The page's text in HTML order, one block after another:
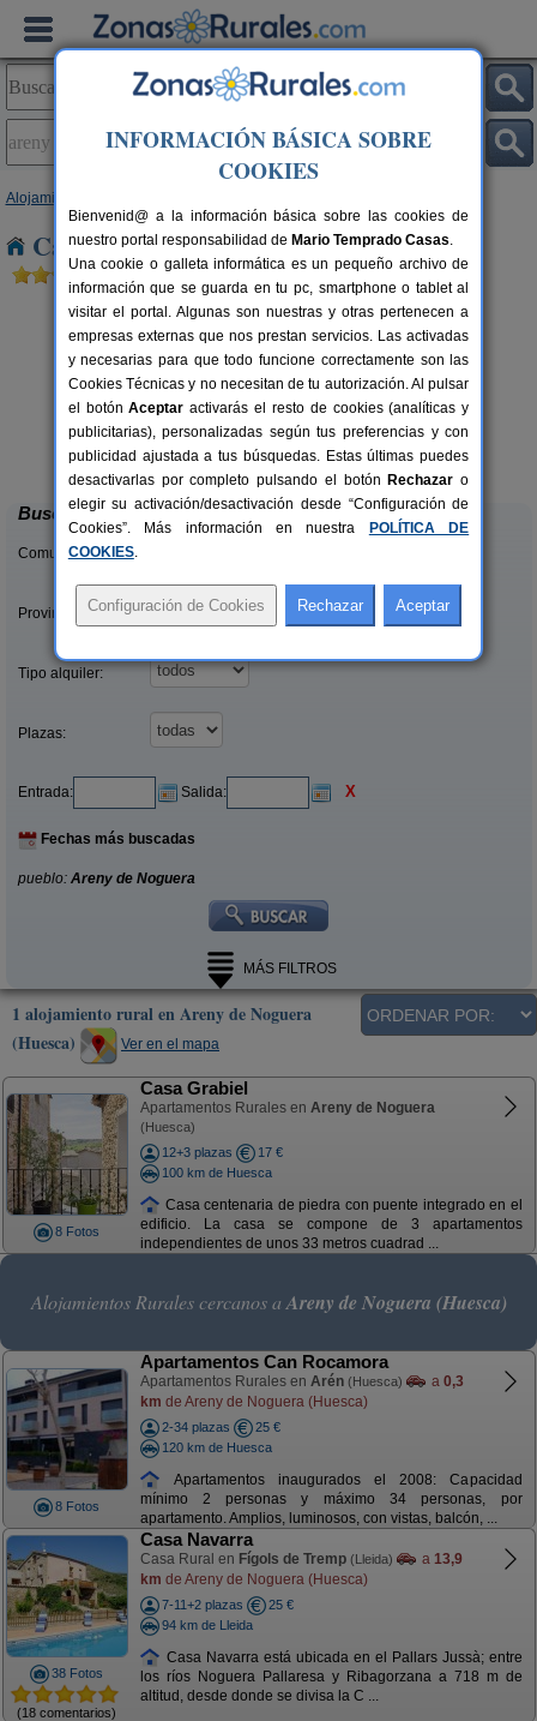
Alojamientos
Casas Rurales en Areny de Noguera
7+2 pers.
desde40 €
Mirador de La Herradura
Embún (Huesca)
Buscar
Comunidades:
Provincias/Islas:
Tipo alquiler:
Plazas:
Entrada: Salida: X
Fechas más buscadas
pueblo: Areny de Noguera
MÁS FILTROS
1 alojamiento rural en Areny de Noguera
(Huesca)
Ver en el mapa
8 Fotos
Casa Grabiel
Apartamentos Rurales en Areny de Noguera
(Huesca)
12+3 plazas
17 €
100 km de Huesca
Casa centenaria de piedra con puente integrado en el
edificio. La casa se compone de 3 apartamentos
independientes de unos 33 metros cuadrad ...
Alojamientos Rurales cercanos a Areny de Noguera (Huesca)
8 Fotos
Apartamentos Can Rocamora
Apartamentos Rurales en Arén (Huesca) a 0,3
km de Areny de Noguera (Huesca)
2-34 plazas
25 €
120 km de Huesca
Apartamentos inaugurados el 2008: Capacidad
mínimo 2 personas y máximo 34 personas, por
apartamento. Amplios, luminosos, con vistas, balcón, ...
38 Fotos
(18 comentarios)
Casa Navarra
Casa Rural en Fígols de Tremp (Lleida) a 13,9
km de Areny de Noguera (Huesca)
7-11+2 plazas
25 €
94 km de Lleida
Casa Navarra está ubicada en el Pallars Jussà; entre
los ríos Noguera Pallaresa y Ribagorzana a 718 m de
altitud, desde donde se divisa la C ...
INFORMACIÓN BÁSICA SOBRE
COOKIES
Bienvenid@ a la información básica sobre las cookies de
nuestro portal responsabilidad de Mario Temprado Casas.
Una cookie o galleta informática es un pequeño archivo de
información que se guarda en tu pc, smartphone o tablet al
visitar el portal. Algunas son nuestras y otras pertenecen a
empresas externas que nos prestan servicios. Las activadas
y necesarias para que todo funcione correctamente son las
Cookies Técnicas y no necesitan de tu autorización. Al pulsar
el botónAceptar activarás el resto de cookies (analíticas y
publicitarias), personalizadas según tus preferencias y con
publicidad ajustada a tus búsquedas. Estas últimas puedes
desactivarlas por completo pulsando el botón Rechazar o
elegir su activación/desactivación desde “Configuración de
Cookies”. Más información en nuestra
POLÍTICA DE
COOKIES.